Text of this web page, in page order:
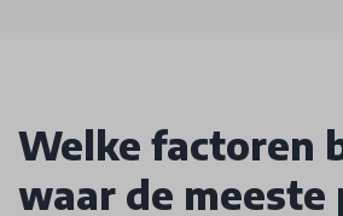
Welke factoren
waar de meeste